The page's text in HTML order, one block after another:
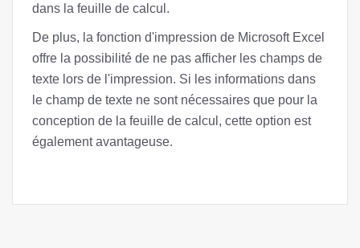
dans la feuille de calcul.
De plus, la fonction d'impression de Microsoft Excel
offre la possibilité de ne pas afficher les champs de
texte lors de l'impression. Si les informations dans
le champ de texte ne sont nécessaires que pour la
conception de la feuille de calcul, cette option est
également avantageuse.